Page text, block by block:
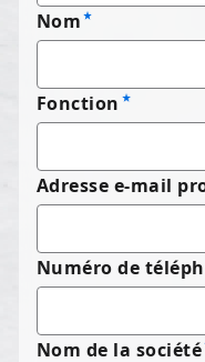
Nom
Fonction
Adresse e-mail
Numéro de
Nom de la société